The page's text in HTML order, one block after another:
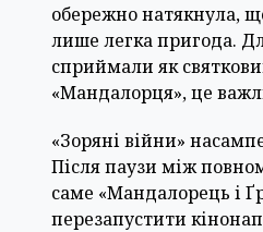
обережно натякнула,
лише легка пригода.
сприймали як
«Мандалорця», це
«Зоряні війни»
Після паузи між
саме «Мандалорець і
перезапустити